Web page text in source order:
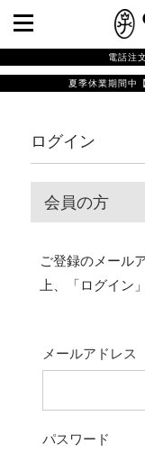
電話注
夏季休業期間中
ログイン
会員の方
ご登録のメール
上、「ログイン
メールアドレス
パスワード